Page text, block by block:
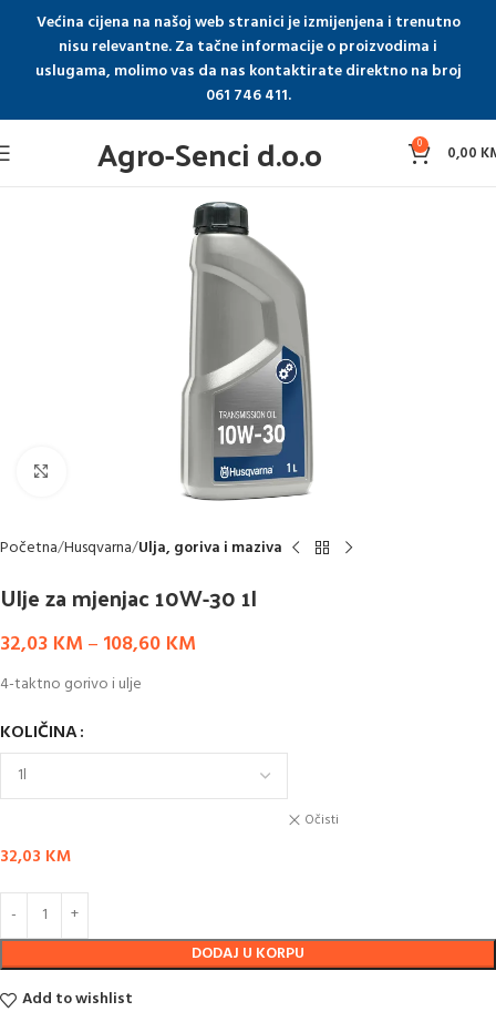
Većina cijena na našoj web stranici je izmijenjena i trenutno
nisu relevantne. Za tačne informacije o proizvodima i
uslugama, molimo vas da nas kontaktirate direktno na broj
061 746 411.
Agro-Senci d.o.o 0 0,00
Početna Husqvarna Ulja, goriva i maziva
Ulje za mjenjac 10W-30 1l
32,03 KM – 108,60 KM
4-taktno gorivo i ulje
KOLIČINA
Očisti
32,03 KM
DODAJ U KORPU
Add to wishlist